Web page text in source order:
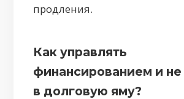
продления.
Как управлять
финансированием и не
в долговую яму?